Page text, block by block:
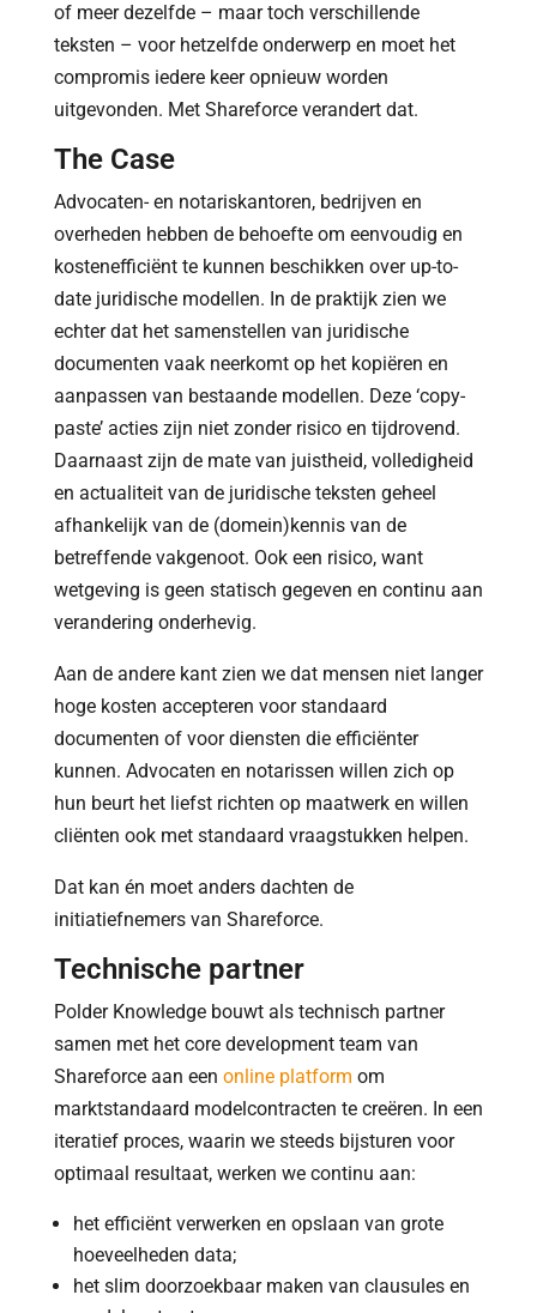
of meer dezelfde – maar toch verschillende
teksten – voor hetzelfde onderwerp en moet het
compromis iedere keer opnieuw worden
uitgevonden. Met Shareforce verandert dat.
The Case
Advocaten- en notariskantoren, bedrijven en
overheden hebben de behoefte om eenvoudig en
kostenefficiënt te kunnen beschikken over up-to-
date juridische modellen. In de praktijk zien we
echter dat het samenstellen van juridische
documenten vaak neerkomt op het kopiëren en
aanpassen van bestaande modellen. Deze ‘copy-
paste’ acties zijn niet zonder risico en tijdrovend.
Daarnaast zijn de mate van juistheid, volledigheid
en actualiteit van de juridische teksten geheel
afhankelijk van de (domein)kennis van de
betreffende vakgenoot. Ook een risico, want
wetgeving is geen statisch gegeven en continu aan
verandering onderhevig.
Aan de andere kant zien we dat mensen niet langer
hoge kosten accepteren voor standaard
documenten of voor diensten die efficiënter
kunnen. Advocaten en notarissen willen zich op
hun beurt het liefst richten op maatwerk en willen
cliënten ook met standaard vraagstukken helpen.
Dat kan én moet anders dachten de
initiatiefnemers van Shareforce.
Technische partner
Polder Knowledge bouwt als technisch partner
samen met het core development team van
Shareforce aan een online platform om
marktstandaard modelcontracten te creëren. In een
iteratief proces, waarin we steeds bijsturen voor
optimaal resultaat, werken we continu aan:
het efficiënt verwerken en opslaan van grote
hoeveelheden data;
het slim doorzoekbaar maken van clausules en